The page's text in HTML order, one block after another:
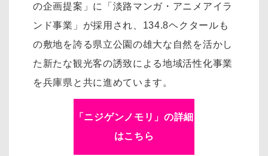
の企画提案」に「淡路マンガ・アニメアイラ
ンド事業」が採用され、134.8ヘクタールも
の敷地を誇る県立公園の雄大な自然を活かし
た新たな観光客の誘致による地域活性化事業
を兵庫県と共に進めています。
「ニジゲンノモリ」の詳細
はこちら